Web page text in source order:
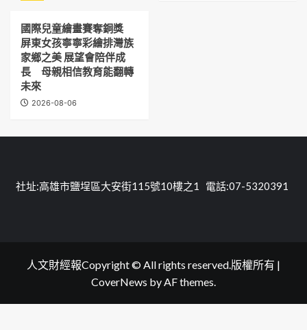
國際兒童繪畫賽奪銅獎
屏東女孩寧寧彩繪排灣族
家鄉之美 展望會陪伴成
長 母親相信教育能翻轉
未來
2026-08-06
社址:高雄市鹽埕區大安街115號10樓之1 電話:07-5320391
人文財經報Copyright © All rights reserved.版權所有 |
CoverNews by AF themes.